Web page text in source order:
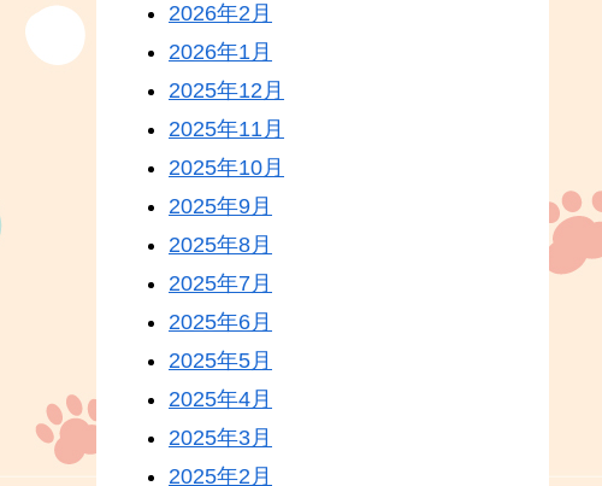
2026年2月
2026年1月
2025年12月
2025年11月
2025年10月
2025年9月
2025年8月
2025年7月
2025年6月
2025年5月
2025年4月
2025年3月
2025年2月